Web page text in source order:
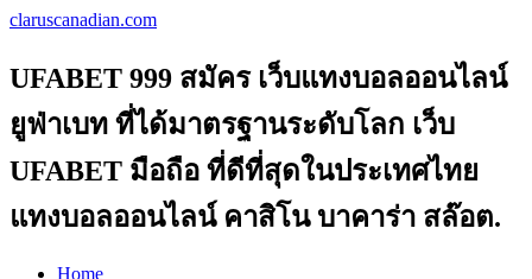
claruscanadian.com
UFABET 999 สมัคร เว็บแทงบอลออนไลน์
ยูฟ่าเบท ที่ได้มาตรฐานระดับโลก เว็บ
UFABET มือถือ ที่ดีที่สุดในประเทศไทย
แทงบอลออนไลน์ คาสิโน บาคาร่า สล๊อต.
Home